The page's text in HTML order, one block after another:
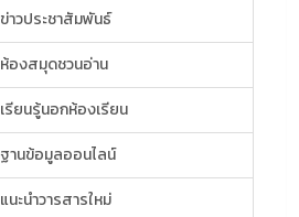
ข่าวประชาสัมพันธ์
ห้องสมุดชวนอ่าน
เรียนรู้นอกห้องเรียน
ฐานข้อมูลออนไลน์
แนะนำวารสารใหม่